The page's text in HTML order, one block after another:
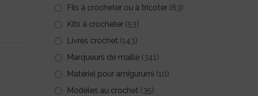
Fils à crocheter ou à tricoter (63)
Kits à crocheter (53)
Livres crochet (143)
Marqueurs de maille (341)
Matériel pour amigurumi (10)
Modèles au crochet (35)